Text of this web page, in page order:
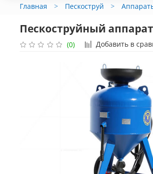
Главная Пескоструй
Пескоструйный
(0) Добавить в